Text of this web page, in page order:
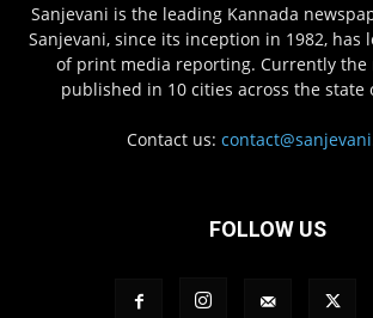
Sanjevani is the leading Kannada
Sanjevani, since its inception in 1982, has
of print media reporting. Currently the
published in 10 cities across the state
Contact us:
FOLLOW US